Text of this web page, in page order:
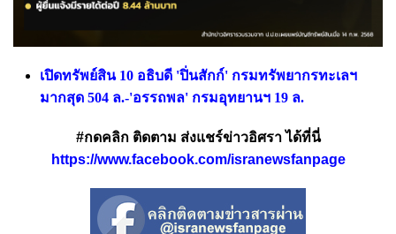
เปิดทรัพย์สิน 10 อธิบดี 'ปิ่นสักก์' กรมทรัพยากรทะเลฯ
มากสุด 504 ล.-'อรรถพล' กรมอุทยานฯ 19 ล.
#กดคลิก ติดตาม ส่งแชร์ข่าวอิศรา ได้ที่นี่
https://www.facebook.com/isranewsfanpage